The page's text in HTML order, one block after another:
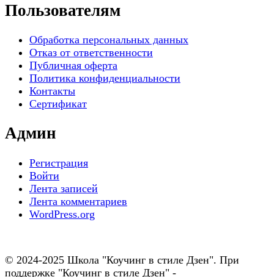
Пользователям
Обработка персональных данных
Отказ от ответственности
Публичная оферта
Политика конфиденциальности
Контакты
Сертификат
Админ
Регистрация
Войти
Лента записей
Лента комментариев
WordPress.org
© 2024-2025 Школа "Коучинг в стиле Дзен". При
поддержке "Коучинг в стиле Дзен" -